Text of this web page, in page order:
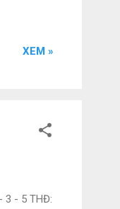
XEM »
3 - 5 THĐ: